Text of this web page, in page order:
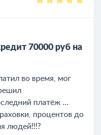
70000 руб на
во время, мог
платёж ...
процентов до
людей!!!?